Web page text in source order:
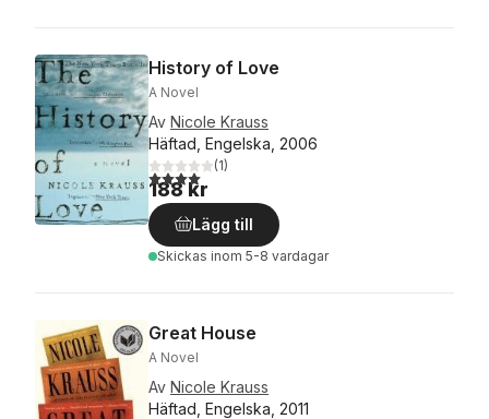
History of Love
A Novel
Av Nicole Krauss
Häftad, Engelska, 2006
4,0utav 5 stjärnor. Totalt antal röster:
(1)
188 kr
Lägg till
Skickas inom 5-8 vardagar
Great House
A Novel
Av Nicole Krauss
Häftad, Engelska, 2011